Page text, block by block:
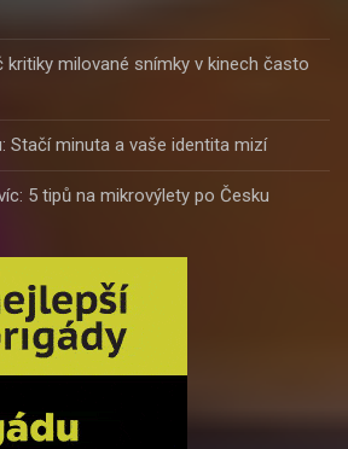
kritiky milované snímky v kinech často
Stačí minuta a vaše identita mizí
5 tipů na mikrovýlety po Česku